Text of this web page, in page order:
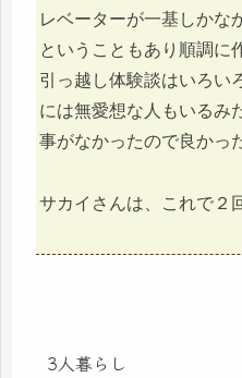
レベーターが一基しかな
ということもあり順調に
引っ越し体験談はいろい
には無愛想な人もいるみ
事がなかったので良かっ
サカイさんは、これで２
3人暮らし